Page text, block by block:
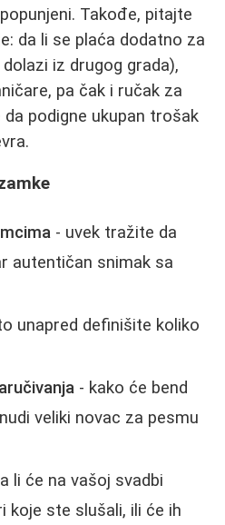
Takođe, pitajte
da li se plaća dodatno za
iz drugog grada),
pa čak i ručak za
podigne ukupan trošak
- uvek tražite da
autentičan snimak sa
unapred definišite koliko
- kako će bend
veliki novac za pesmu
li će na vašoj svadbi
koje ste slušali, ili će ih